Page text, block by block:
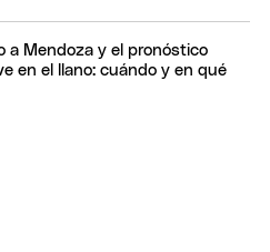
a Mendoza y el pronóstico
en el llano: cuándo y en qué